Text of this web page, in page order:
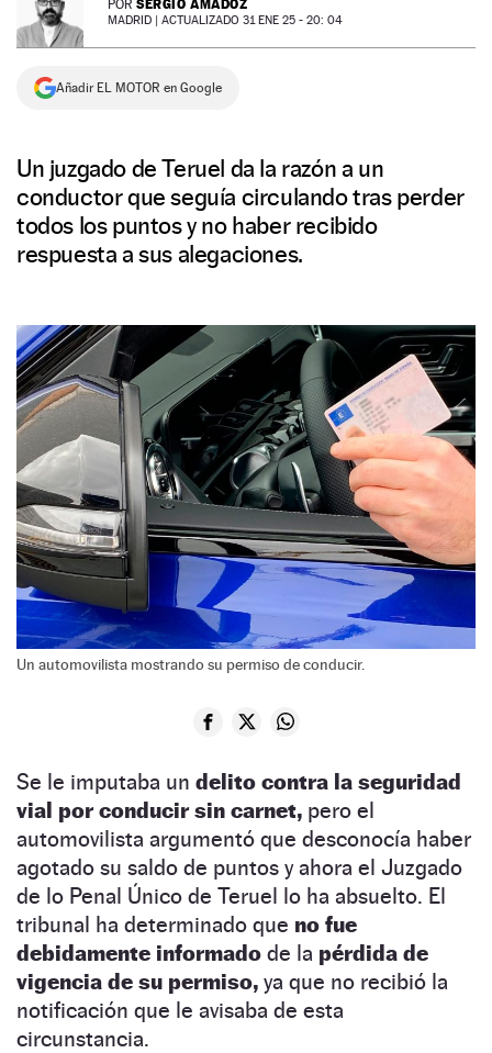
NEWSLETTER
SÍGUENOS
POR SERGIO AMADOZ
MADRID | ACTUALIZADO 31 ENE 25 - 20: 04
Añadir EL MOTOR en Google
Un juzgado de Teruel da la razón a un
conductor que seguía circulando tras perder
todos los puntos y no haber recibido
respuesta a sus alegaciones.
Un automovilista mostrando su permiso de conducir.
Se le imputaba un delito contra la seguridad
vial por conducir sin carnet, pero el
automovilista argumentó que desconocía haber
agotado su saldo de puntos y ahora el Juzgado
de lo Penal Único de Teruel lo ha absuelto. El
tribunal ha determinado que no fue
debidamente informado de la pérdida de
vigencia de su permiso, ya que no recibió la
notificación que le avisaba de esta
circunstancia.